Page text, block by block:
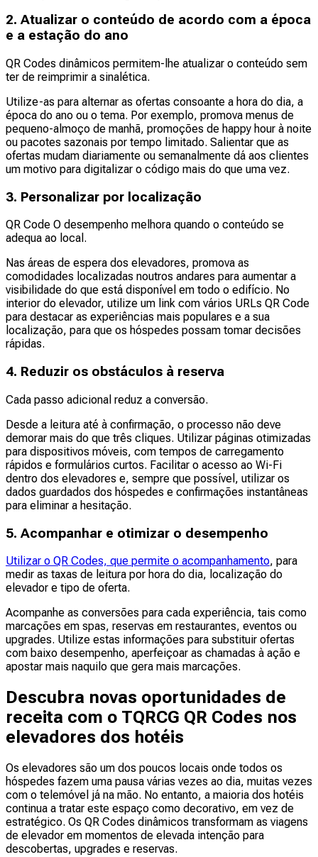
2. Atualizar o conteúdo de acordo com a época
e a estação do ano
QR Codes dinâmicos permitem-lhe atualizar o conteúdo sem
ter de reimprimir a sinalética.
Utilize-as para alternar as ofertas consoante a hora do dia, a
época do ano ou o tema. Por exemplo, promova menus de
pequeno-almoço de manhã, promoções de happy hour à noite
ou pacotes sazonais por tempo limitado. Salientar que as
ofertas mudam diariamente ou semanalmente dá aos clientes
um motivo para digitalizar o código mais do que uma vez.
3. Personalizar por localização
QR Code O desempenho melhora quando o conteúdo se
adequa ao local.
Nas áreas de espera dos elevadores, promova as
comodidades localizadas noutros andares para aumentar a
visibilidade do que está disponível em todo o edifício. No
interior do elevador, utilize um link com vários URLs QR Code
para destacar as experiências mais populares e a sua
localização, para que os hóspedes possam tomar decisões
rápidas.
4. Reduzir os obstáculos à reserva
Cada passo adicional reduz a conversão.
Desde a leitura até à confirmação, o processo não deve
demorar mais do que três cliques. Utilizar páginas otimizadas
para dispositivos móveis, com tempos de carregamento
rápidos e formulários curtos. Facilitar o acesso ao Wi-Fi
dentro dos elevadores e, sempre que possível, utilizar os
dados guardados dos hóspedes e confirmações instantâneas
para eliminar a hesitação.
5. Acompanhar e otimizar o desempenho
Utilizar o QR Codes, que permite o acompanhamento, para
medir as taxas de leitura por hora do dia, localização do
elevador e tipo de oferta.
Acompanhe as conversões para cada experiência, tais como
marcações em spas, reservas em restaurantes, eventos ou
upgrades. Utilize estas informações para substituir ofertas
com baixo desempenho, aperfeiçoar as chamadas à ação e
apostar mais naquilo que gera mais marcações.
Descubra novas oportunidades de
receita com o TQRCG QR Codes nos
elevadores dos hotéis
Os elevadores são um dos poucos locais onde todos os
hóspedes fazem uma pausa várias vezes ao dia, muitas vezes
com o telemóvel já na mão. No entanto, a maioria dos hotéis
continua a tratar este espaço como decorativo, em vez de
estratégico. Os QR Codes dinâmicos transformam as viagens
de elevador em momentos de elevada intenção para
descobertas, upgrades e reservas.